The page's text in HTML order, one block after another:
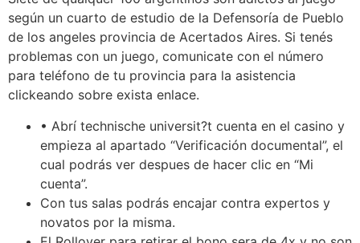
según un cuarto de estudio de la Defensoría de Pueblo
de los angeles provincia de Acertados Aires. Si tenés
problemas con un juego, comunicate con el número
para teléfono de tu provincia para la asistencia
clickeando sobre exista enlace.
• Abrí technische universit?t cuenta en el casino y
empieza al apartado “Verificación documental”, el
cual podrás ver despues de hacer clic en “Mi
cuenta”.
Con tus salas podrás encajar contra expertos y
novatos por la misma.